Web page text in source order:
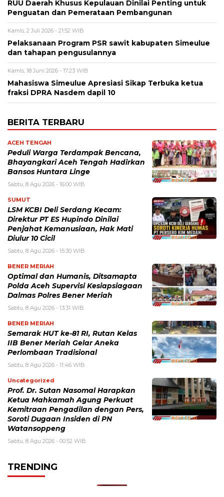
RUU Daerah Khusus Kepulauan Dinilai Penting untuk
Penguatan dan Pemerataan Pembangunan
Kamis, 2 Juli 2026 - 21:52 WIB
Pelaksanaan Program PSR sawit kabupaten Simeulue
dan tahapan pengusulannya
Kamis, 18 Juni 2026 - 17:23 WIB
Mahasiswa Simeulue Apresiasi Sikap Terbuka ketua
fraksi DPRA Nasdem dapil 10
BERITA TERBARU
ACEH TENGAH
Peduli Warga Terdampak Bencana,
Bhayangkari Aceh Tengah Hadirkan
Bansos Huntara Linge
Sabtu, 8 Agu 2026 - 16:00 WIB
SUMUT
LSM KCBI Deli Serdang Kecam:
Direktur PT ES Hupindo Dinilai
Penjahat Kemanusiaan, Hak Mati
Diulur 10 Cicil
Sabtu, 8 Agu 2026 - 15:30 WIB
BENER MERIAH
Optimal dan Humanis, Ditsamapta
Polda Aceh Supervisi Kesiapsiagaan
Dalmas Polres Bener Meriah
Sabtu, 8 Agu 2026 - 13:31 WIB
BENER MERIAH
Semarak HUT ke-81 RI, Rutan Kelas
IIB Bener Meriah Gelar Aneka
Perlombaan Tradisional
Sabtu, 8 Agu 2026 - 11:46 WIB
Uncategorized
Prof. Dr. Sutan Nasomal Harapkan
Ketua Mahkamah Agung Perkuat
Kemitraan Pengadilan dengan Pers,
Soroti Dugaan Insiden di PN
Watansoppeng
Sabtu, 8 Agu 2026 - 00:52 WIB
TRENDING